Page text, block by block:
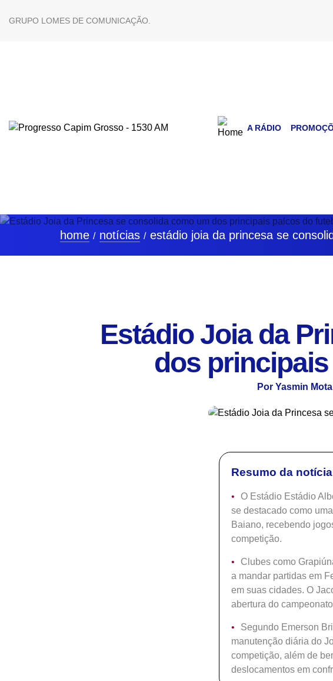
GRUPO LOMES DE COMUNICAÇÃO.
A RÁDIO
home notícias estádio joia da princesa se
Estádio Joia da
dos
Por Yasmin
Resumo da notícia
O Estádio Estádio
se destacado como
Baiano, recebendo
competição.
Clubes como
a mandar partidas em
em suas cidades. O
abertura do
Segundo Emerson
manutenção diária do
competição, além de
deslocamentos em